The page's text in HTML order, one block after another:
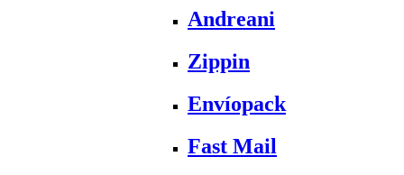
Andreani
Zippin
Envíopack
Fast Mail